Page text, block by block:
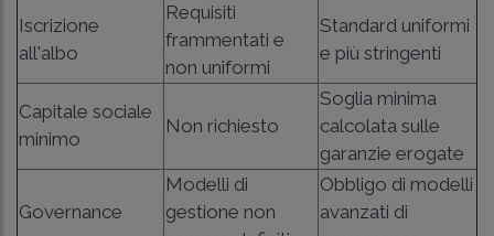
Iscrizione
all'albo
Requisiti
frammentati e
non uniformi
Standard uniformi
e più stringenti
Capitale sociale
minimo
Non richiesto
Soglia minima
calcolata sulle
garanzie erogate
Governance
Modelli di
gestione non
Obbligo di modelli
avanzati di